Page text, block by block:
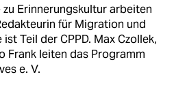
Erinnerungskultur arbeiten
für Migration und
Teil der CPPD. Max Czollek,
Frank leiten das Programm
e. V.